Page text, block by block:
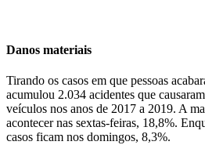
Danos materiais
Tirando os casos em que pessoas
acumulou 2.034 acidentes que
veículos nos anos de 2017 a 2019. A
acontecer nas sextas-feiras, 18,8%.
casos ficam nos domingos, 8,3%.